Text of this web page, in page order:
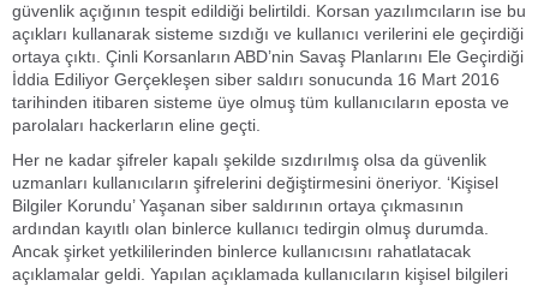
güvenlik açığının tespit edildiği belirtildi. Korsan yazılımcıların ise bu
açıkları kullanarak sisteme sızdığı ve kullanıcı verilerini ele geçirdiği
ortaya çıktı. Çinli Korsanların ABD’nin Savaş Planlarını Ele Geçirdiği
İddia Ediliyor Gerçekleşen siber saldırı sonucunda 16 Mart 2016
tarihinden itibaren sisteme üye olmuş tüm kullanıcıların eposta ve
parolaları hackerların eline geçti.
Her ne kadar şifreler kapalı şekilde sızdırılmış olsa da güvenlik
uzmanları kullanıcıların şifrelerini değiştirmesini öneriyor. ‘Kişisel
Bilgiler Korundu’ Yaşanan siber saldırının ortaya çıkmasının
ardından kayıtlı olan binlerce kullanıcı tedirgin olmuş durumda.
Ancak şirket yetkililerinden binlerce kullanıcısını rahatlatacak
açıklamalar geldi. Yapılan açıklamada kullanıcıların kişisel bilgileri